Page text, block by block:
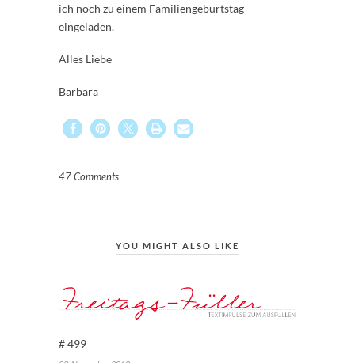
ich noch zu einem Familiengeburtstag
eingeladen.
Alles Liebe
Barbara
47 Comments
YOU MIGHT ALSO LIKE
# 499